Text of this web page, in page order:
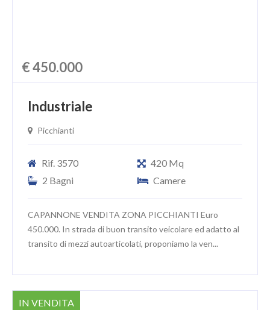
€ 450.000
Industriale
Picchianti
Rif. 3570
420 Mq
2 Bagni
Camere
CAPANNONE VENDITA ZONA PICCHIANTI Euro
450.000. In strada di buon transito veicolare ed adatto al
transito di mezzi autoarticolati, proponiamo la ven...
IN VENDITA